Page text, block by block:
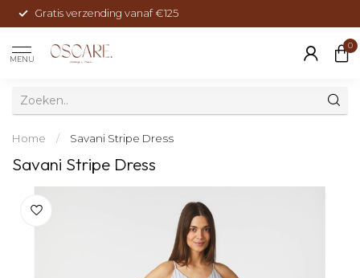
Gratis verzending vanaf €125
MENU
0
Home / Savani Stripe Dress
Savani Stripe Dress